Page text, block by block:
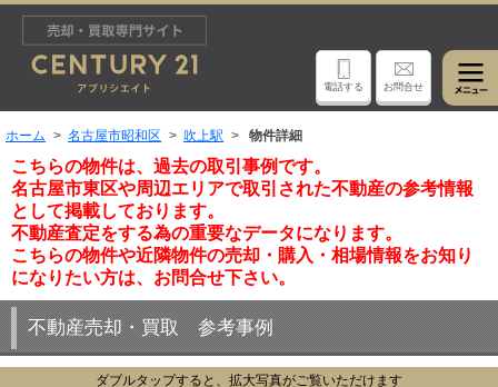
電話する お問合せ
ホーム 名古屋市昭和区 吹上駅 物件詳細
こちらの物件は、過去の取引事例です。
名古屋市東区や周辺エリアで取引された不動産の参考情報
として掲載しております。
不動産査定をする為の重要なデータになります。
こちらの物件や近隣物件の売却・購入・相場情報をお知り
になりたい方は、お問合せ下さい。
不動産売却・買取 参考事例
ダブルタップすると、拡大写真がご覧いただけます